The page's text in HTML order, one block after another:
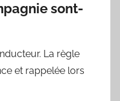
sont-
La règle
et rappelée lors